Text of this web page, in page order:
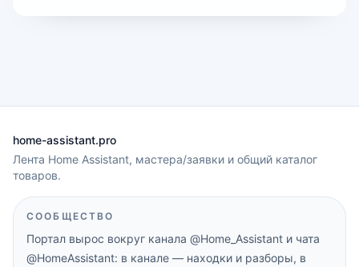
home-assistant.pro
Лента Home Assistant, мастера/заявки и общий каталог
товаров.
СООБЩЕСТВО
Портал вырос вокруг канала @Home_Assistant и чата
@HomeAssistant: в канале — находки и разборы, в